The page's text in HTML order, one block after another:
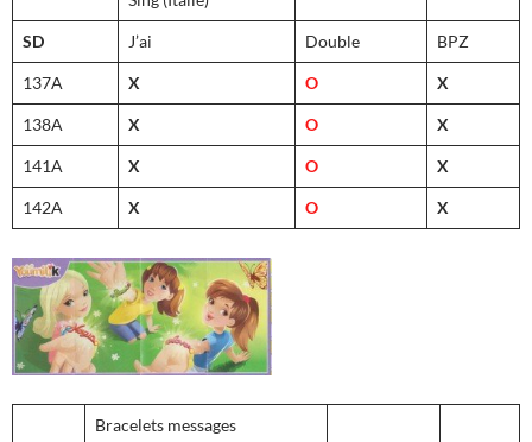
SD J’ai Double BPZ
137A X O X
138A X O X
141A X O X
142A X O X
Bracelets messages